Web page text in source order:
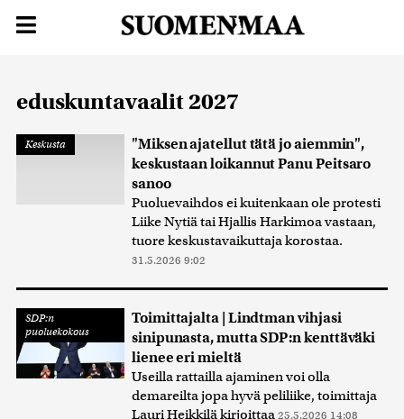
eduskuntavaalit 2027
Keskusta
"Miksen ajatellut tätä jo aiemmin",
keskustaan loikannut Panu Peitsaro
sanoo
Puoluevaihdos ei kuitenkaan ole protesti
Liike Nytiä tai Hjallis Harkimoa vastaan,
tuore keskustavaikuttaja korostaa.
31.5.2026 9:02
SDP:n
puoluekokous
Toimittajalta | Lindtman vihjasi
sinipunasta, mutta SDP:n kenttäväki
lienee eri mieltä
Useilla rattailla ajaminen voi olla
demareilta jopa hyvä peliliike, toimittaja
Lauri Heikkilä kirjoittaa 25.5.2026 14:08